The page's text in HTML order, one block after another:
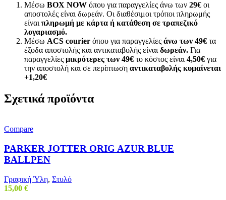
Μέσω BOX NOW όπου για παραγγελίες άνω των 29€ οι
αποστολές είναι δωρεάν. Οι διαθέσιμοι τρόποι πληρωμής
είναι πληρωμή με κάρτα ή κατάθεση σε τραπεζικό
λογαριασμό.
Μέσω ACS courier όπου για παραγγελίες άνω των 49€ τα
έξοδα αποστολής και αντικαταβολής είναι δωρεάν. Για
παραγγελίες μικρότερες των 49€ το κόστος είναι 4,50€ για
την αποστολή και σε περίπτωση αντικαταβολής κυμαίνεται
+1,20€
Σχετικά προϊόντα
Compare
PARKER JOTTER ORIG AZUR BLUE
BALLPEN
Γραφική Ύλη, Στυλό
15,00 €